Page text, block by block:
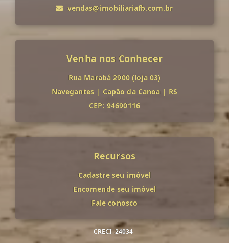
vendas@imobiliariafb.com.br
Venha nos Conhecer
Rua Marabá 2900 (loja 03)
Navegantes | Capão da Canoa | RS
CEP: 94690116
Recursos
Cadastre seu imóvel
Encomende seu imóvel
Fale conosco
CRECI 24034